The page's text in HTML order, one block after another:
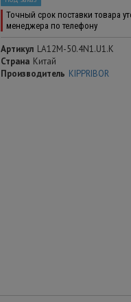
Точный срок поставки товара
менеджера по телефону
Артикул LA12M-50.4N1.U1.K
Страна Китай
Производитель KIPPRIBOR